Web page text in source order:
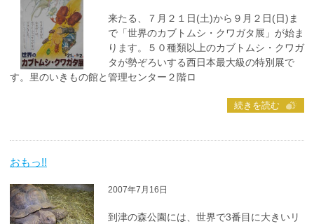
来たる、７月２１日(土)から９月２日(日)ま
で「世界のカブトムシ・クワガタ展」が始ま
ります。５０種類以上のカブトムシ・クワガ
タが勢ぞろいする西日本最大級の特別展で
す。里のいきもの館と管理センター２階ロ
続きを読む
おもっ!!
2007年7月16日
到津の森公園には、世界で3番目に大きいリ